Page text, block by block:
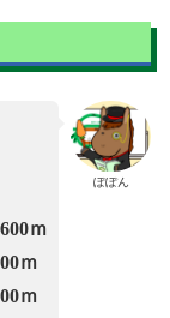
ぽぽん
ｍ
ｍ
ｍ